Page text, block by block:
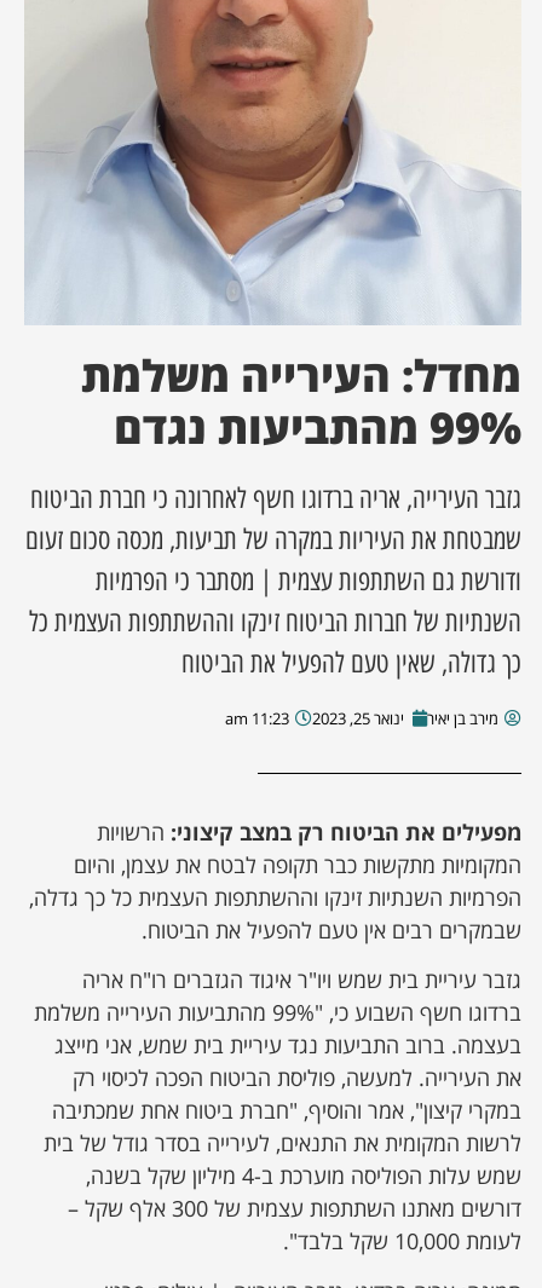
מחדל: העירייה משלמת
99% מהתביעות נגדם
גזבר העירייה, אריה ברדוגו חשף לאחרונה כי חברת הביטוח
שמבטחת את העיריות במקרה של תביעות, מכסה סכום זעום
ודורשת גם השתתפות עצמית | מסתבר כי הפרמיות
השנתיות של חברות הביטוח זינקו וההשתתפות העצמית כל
כך גדולה, שאין טעם להפעיל את הביטוח
מירב בן יאיר ינואר 25, 2023 11:23 am
מפעילים את הביטוח רק במצב קיצוני: הרשויות
המקומיות מתקשות כבר תקופה לבטח את עצמן, והיום
הפרמיות השנתיות זינקו וההשתתפות העצמית כל כך גדלה,
שבמקרים רבים אין טעם להפעיל את הביטוח.
גזבר עיריית בית שמש ויו"ר איגוד הגזברים רו"ח אריה
ברדוגו חשף השבוע כי, "99% מהתביעות העירייה משלמת
בעצמה. ברוב התביעות נגד עיריית בית שמש, אני מייצג
את העירייה. למעשה, פוליסת הביטוח הפכה לכיסוי רק
במקרי קיצון", אמר והוסיף, "חברת ביטוח אחת שמכתיבה
לרשות המקומית את התנאים, לעירייה בסדר גודל של בית
שמש עלות הפוליסה מוערכת ב-4 מיליון שקל בשנה,
דורשים מאתנו השתתפות עצמית של 300 אלף שקל –
לעומת 10,000 שקל בלבד".